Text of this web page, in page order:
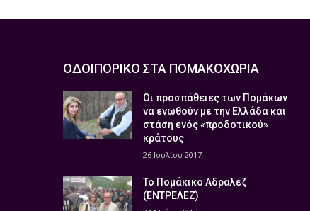
ΟΔΟΙΠΟΡΙΚΟ ΣΤΑ ΠΟΜΑΚΟΧΩΡΙΑ
Οι προσπάθειες των Πομάκων
να ενωθούν με την Ελλάδα και
στάση ενός «προδοτικού»
κράτους
26 Ιουλίου 2017
Το Πομάκικο Αδραλέζ
(ΕΝΤΡΕΛΕΖ)